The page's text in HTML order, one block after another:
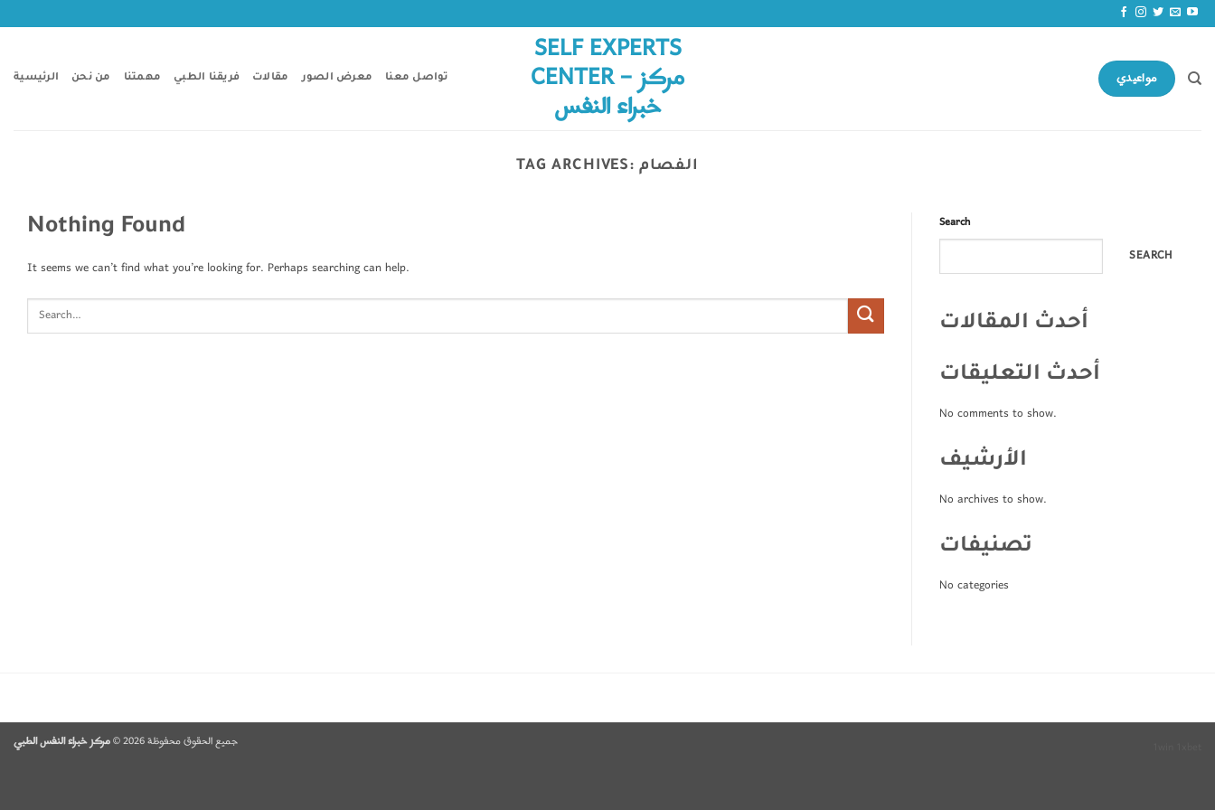
to
SELF EXPERTS
CENTER – مركز
خبراء النفس
الرئيسية من نحن مهمتنا فريقنا الطبي مقالات معرض الصور تواصل معنا مواعيدي
TAG ARCHIVES:الفصام
Nothing Found
It seems we can’t find what you’re looking for. Perhaps searching can help.
Search
SEARCH
أحدث المقالات
أحدث التعليقات
No comments to show.
الأرشيف
No archives to show.
تصنيفات
No categories
جميع الحقوق محفوظة 2026 © مركز خبراء النفس الطبي